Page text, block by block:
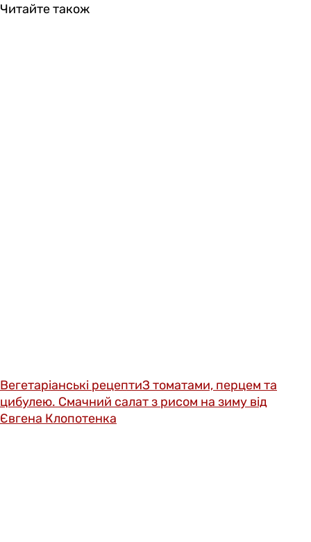
Читайте також
Вегетаріанські рецептиЗ томатами, перцем та
цибулею. Смачний салат з рисом на зиму від
Євгена Клопотенка